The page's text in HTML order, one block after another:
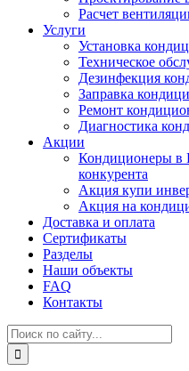
Расчет
Услуги
Установка
Техническое
Дезинфекция
Заправка
Ремонт
Диагностика
Акции
Кондиционеры в
конкурента
Акция купи
Акция на
Доставка и оплата
Сертификаты
Разделы
Наши объекты
FAQ
Контакты